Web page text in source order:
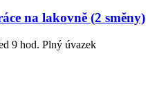
na lakovně (2 směny)
9 hod. Plný úvazek